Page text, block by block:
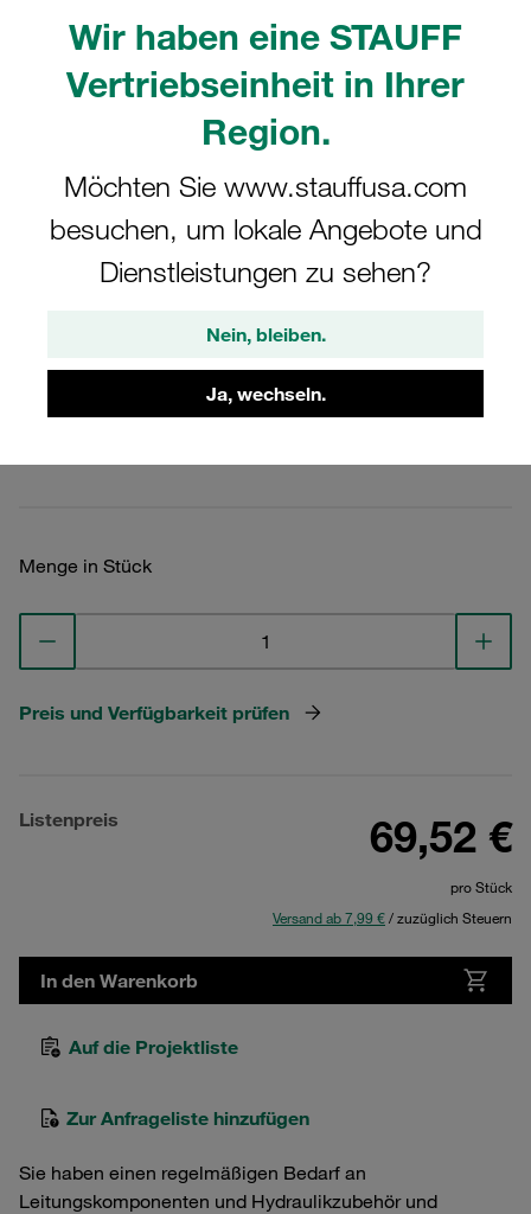
Wir haben eine STAUFF
Vertriebseinheit in Ihrer
Region.
Möchten Sie www.stauffusa.com
besuchen, um lokale Angebote und
Dienstleistungen zu sehen?
Nein, bleiben.
Ja, wechseln.
Bitte beachten Sie: Das Bild dient nur zur Veranschaulichung und kann vom
tatsächlichen Produkt abweichen.
Komplettschelle Schwere Baureihe Gr.
7S Ø65mm Polypropylen W2 Deckplatte
Anschweißpl.
SPAL-7065-PP-R-DPAL-M-W2
STAUFF Materialnr. 1110006766
Menge in Stück
Preis und Verfügbarkeit prüfen
Listenpreis 69,52 €
pro Stück
Versand ab 7,99 €/ zuzüglich Steuern
In den Warenkorb
Auf die Projektliste
Zur Anfrageliste hinzufügen
Sie haben einen regelmäßigen Bedarf an
Leitungskomponenten und Hydraulikzubehör und